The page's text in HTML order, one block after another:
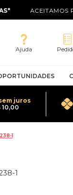
ACEITAMOS
Ajuda
juros
10,00
1
1